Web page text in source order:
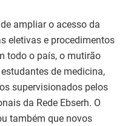
ampliar o acesso da
eletivas e procedimentos
todo o país, o mutirão
de medicina,
supervisionados pelos
da Rede Ebserh. O
também que novos